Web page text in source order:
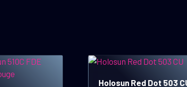
Holosun Red Dot 503